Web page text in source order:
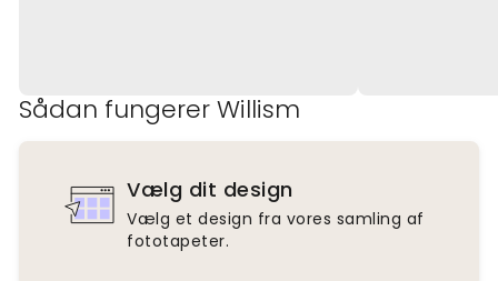
Sådan fungerer Willism
Vælg dit design
Vælg et design fra vores samling af
fototapeter.